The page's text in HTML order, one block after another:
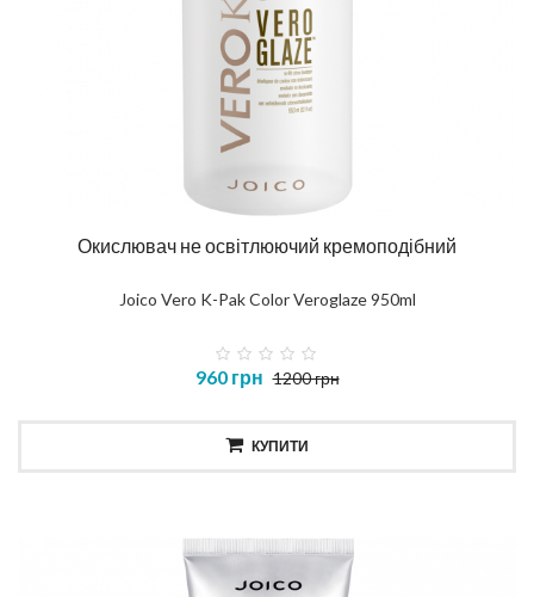
Окислювач не освітлюючий кремоподібний
Joico Vero K-Pak Color Veroglaze 950ml
960 грн 1200 грн
КУПИТИ